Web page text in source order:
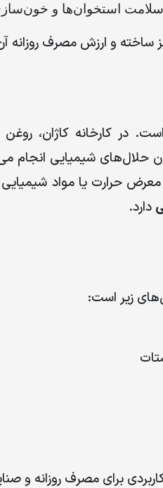
سلامت استخوان‌ها و
ساخته و ارزش مصرف روزانه
در کارخانه کاژان،
شیمیایی انجام
معرض حرارت یا مواد
دارد.
زیر است:
برای مصرف روزانه و